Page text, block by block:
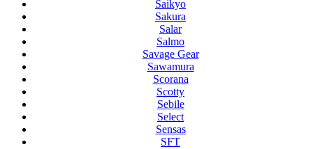
Saikyo
Sakura
Salar
Salmo
Savage Gear
Sawamura
Scorana
Scotty
Sebile
Select
Sensas
SFT